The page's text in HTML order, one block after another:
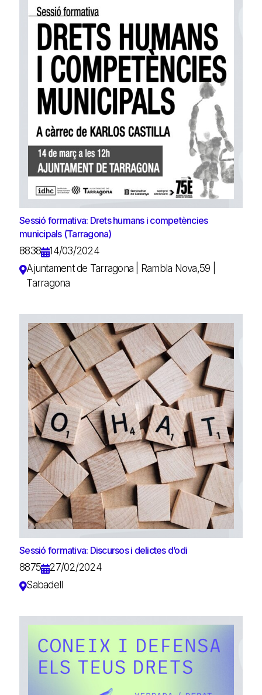
Sessió formativa: Drets humans i competències
municipals (Tarragona)
8838
14/03/2024
Ajuntament de Tarragona | Rambla Nova,59 |
Tarragona
Sessió formativa: Discursos i delictes d’odi
8875
27/02/2024
Sabadell